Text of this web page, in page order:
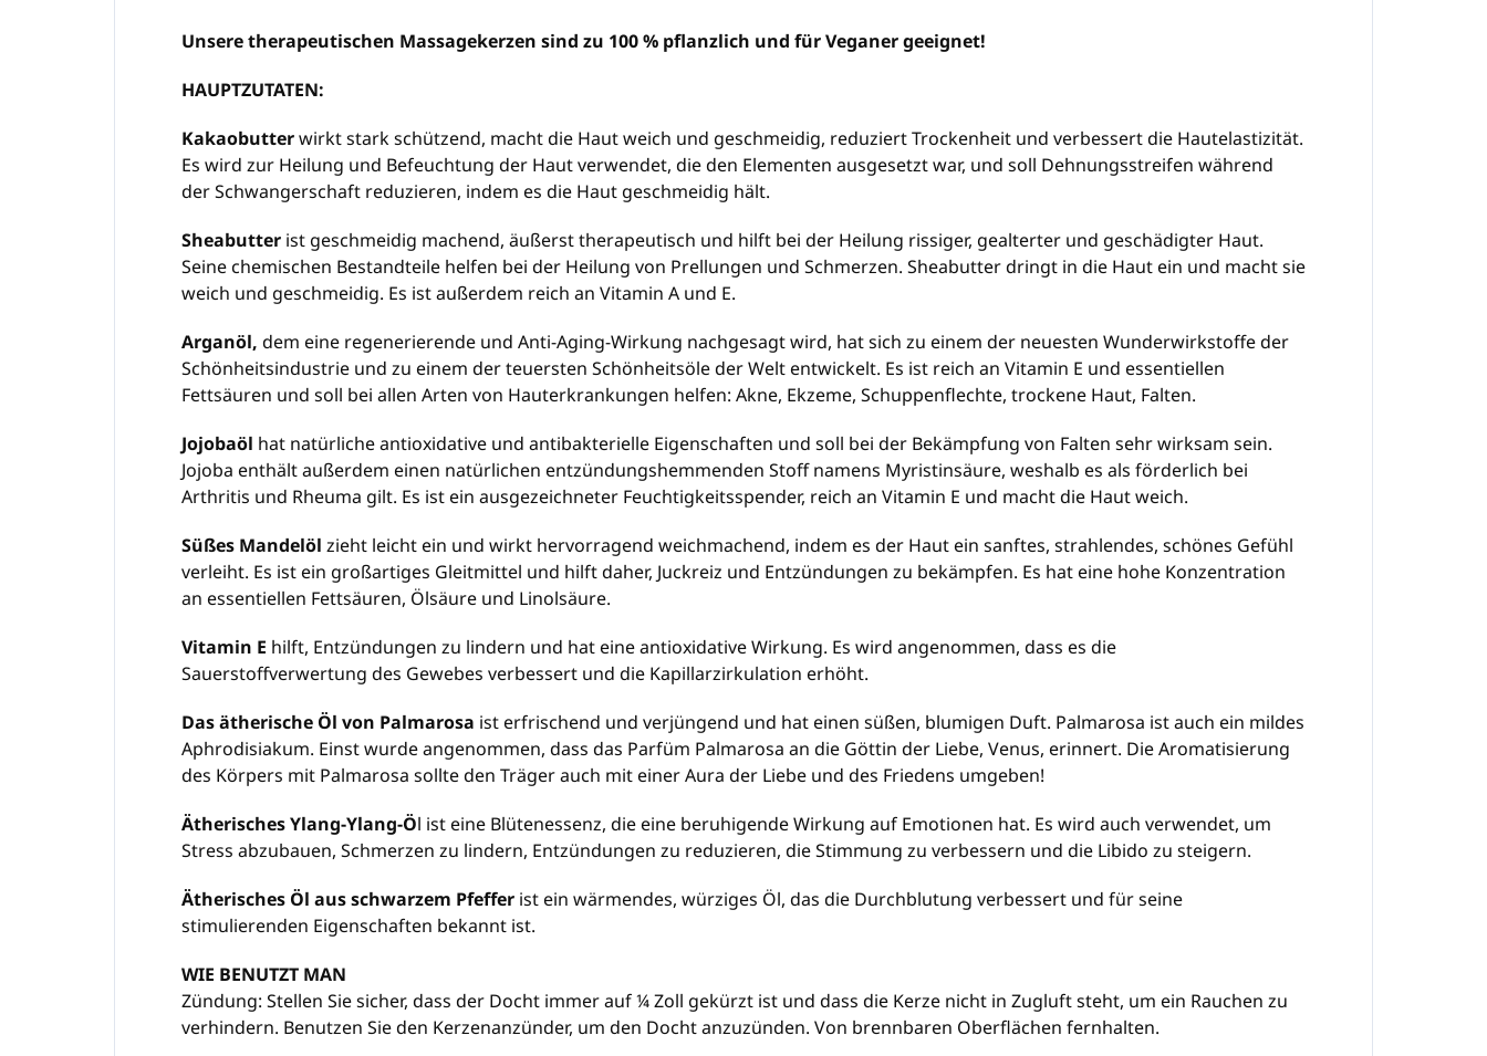
Unsere therapeutischen Massagekerzen sind zu 100 % pflanzlich und für Veganer geeignet!
HAUPTZUTATEN:
Kakaobutterwirkt stark schützend, macht die Haut weich und geschmeidig, reduziert Trockenheit und verbessert die Hautelastizität.
Es wird zur Heilung und Befeuchtung der Haut verwendet, die den Elementen ausgesetzt war, und soll Dehnungsstreifen während
der Schwangerschaft reduzieren, indem es die Haut geschmeidig hält.
Sheabutter ist geschmeidig machend, äußerst therapeutisch und hilft bei der Heilung rissiger, gealterter und geschädigter Haut.
Seine chemischen Bestandteile helfen bei der Heilung von Prellungen und Schmerzen. Sheabutter dringt in die Haut ein und macht sie
weich und geschmeidig. Es ist außerdem reich an Vitamin A und E.
Arganöl, dem eine regenerierende und Anti-Aging-Wirkung nachgesagt wird, hat sich zu einem der neuesten Wunderwirkstoffe der
Schönheitsindustrie und zu einem der teuersten Schönheitsöle der Welt entwickelt. Es ist reich an Vitamin E und essentiellen
Fettsäuren und soll bei allen Arten von Hauterkrankungen helfen: Akne, Ekzeme, Schuppenflechte, trockene Haut, Falten.
Jojobaöl hat natürliche antioxidative und antibakterielle Eigenschaften und soll bei der Bekämpfung von Falten sehr wirksam sein.
Jojoba enthält außerdem einen natürlichen entzündungshemmenden Stoff namens Myristinsäure, weshalb es als förderlich bei
Arthritis und Rheuma gilt. Es ist ein ausgezeichneter Feuchtigkeitsspender, reich an Vitamin E und macht die Haut weich.
Süßes Mandelöl zieht leicht ein und wirkt hervorragend weichmachend, indem es der Haut ein sanftes, strahlendes, schönes Gefühl
verleiht. Es ist ein großartiges Gleitmittel und hilft daher, Juckreiz und Entzündungen zu bekämpfen. Es hat eine hohe Konzentration
an essentiellen Fettsäuren, Ölsäure und Linolsäure.
Vitamin E hilft, Entzündungen zu lindern und hat eine antioxidative Wirkung. Es wird angenommen, dass es die
Sauerstoffverwertung des Gewebes verbessert und die Kapillarzirkulation erhöht.
Das ätherische Öl von Palmarosa ist erfrischend und verjüngend und hat einen süßen, blumigen Duft. Palmarosa ist auch ein mildes
Aphrodisiakum. Einst wurde angenommen, dass das Parfüm Palmarosa an die Göttin der Liebe, Venus, erinnert. Die Aromatisierung
des Körpers mit Palmarosa sollte den Träger auch mit einer Aura der Liebe und des Friedens umgeben!
Ätherisches Ylang-Ylang-Öl ist eine Blütenessenz, die eine beruhigende Wirkung auf Emotionen hat. Es wird auch verwendet, um
Stress abzubauen, Schmerzen zu lindern, Entzündungen zu reduzieren, die Stimmung zu verbessern und die Libido zu steigern.
Ätherisches Öl aus schwarzem Pfeffer ist ein wärmendes, würziges Öl, das die Durchblutung verbessert und für seine
stimulierenden Eigenschaften bekannt ist.
WIE BENUTZT MAN
Zündung: Stellen Sie sicher, dass der Docht immer auf ¼ Zoll gekürzt ist und dass die Kerze nicht in Zugluft steht, um ein Rauchen zu
verhindern. Benutzen Sie den Kerzenanzünder, um den Docht anzuzünden. Von brennbaren Oberflächen fernhalten.